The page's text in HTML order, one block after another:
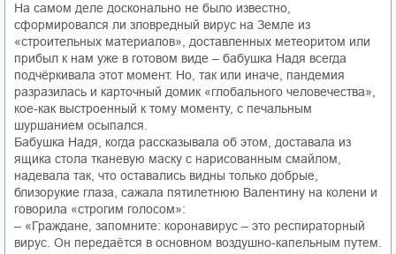
На самом деле досконально не было известно,
сформировался ли зловредный вирус на Земле из
«строительных материалов», доставленных метеоритом или
прибыл к нам уже в готовом виде – бабушка Надя всегда
подчёркивала этот момент. Но, так или иначе, пандемия
разразилась и карточный домик «глобального человечества»,
кое-как выстроенный к тому моменту, с печальным
шуршанием осыпался.
Бабушка Надя, когда рассказывала об этом, доставала из
ящика стола тканевую маску с нарисованным смайлом,
надевала так, что оставались видны только добрые,
близорукие глаза, сажала пятилетнюю Валентину на колени и
говорила «строгим голосом»:
– «Граждане, запомните: коронавирус – это респираторный
вирус. Он передаётся в основном воздушно-капельным путем.